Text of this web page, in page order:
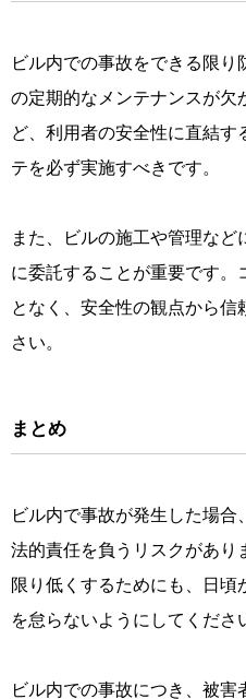
ビル内での事故をできる限
の定期的なメンテナンスが欠
ど、利用者の安全性に直結
テを必ず実施すべきです。
また、ビルの施工や管理な
に委託することが重要です。
となく、安全性の観点から
さい。
まとめ
ビル内で事故が発生した場
法的責任を負うリスクがあり
限り低くするためにも、日
を怠らないようにしてくださ
ビル内での事故につき、被